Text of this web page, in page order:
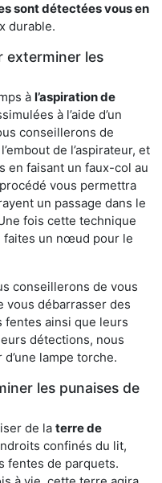
sont détectées vous en
durable.
exterminer les
à l’aspiration de
à l’aide d’un
conseillerons de
de l’aspirateur, et
en faisant un faux-col au
vous permettra
un passage dans le
fois cette technique
faites un nœud pour le
conseillerons de vous
vous débarrasser des
fentes ainsi que leurs
détections, nous
lampe torche.
les punaises de
de la terre de
confinés du lit,
fentes de parquets.